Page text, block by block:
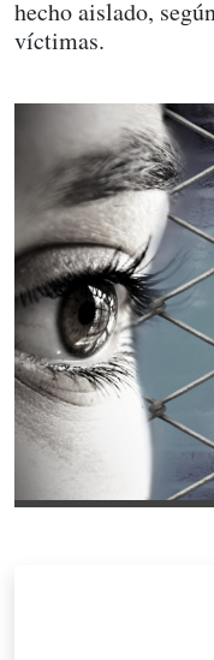
hecho aislado,
víctimas.